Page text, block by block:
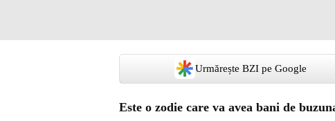
Urmărește BZI pe Google
Este o zodie care va avea bani de